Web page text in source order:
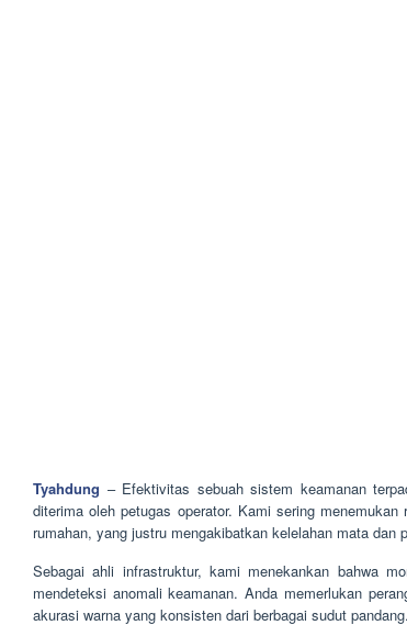
Tyahdung – Efektivitas sebuah sistem keamanan
diterima oleh petugas operator. Kami sering
rumahan, yang justru mengakibatkan kelelahan mata dan
Sebagai ahli infrastruktur, kami menekankan bahwa
mendeteksi anomali keamanan. Anda memerlukan
akurasi warna yang konsisten dari berbagai sudut pandang.